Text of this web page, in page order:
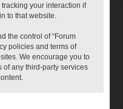
your interaction if
to that website.
the control of “Forum
policies and terms of
We encourage you to
any third-party services